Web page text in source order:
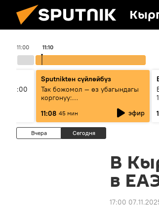
11:00 11:10
11:00
Sputnikteн сүйлөйбүз
Так божомол — өз убагындагы
коргонуу:
гидрометеорологиялык кызмат
кантип өркүндөтүлүүдө
11:08 45 мин эфир
Вчера Сегодня
В
в
17:00